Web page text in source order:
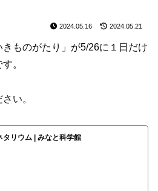
2024.05.16 2024.05.21
ものがたり」が5/26に１日だけ
。
い。
タリウム | みなと科学館